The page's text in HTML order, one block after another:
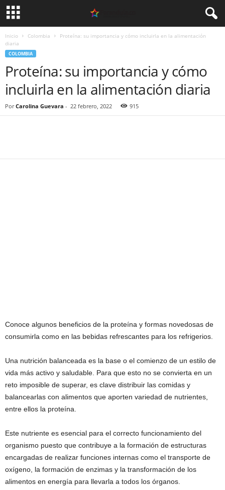
Inicio Colombia
Proteína: su importancia y cómo incluirla en la alimentación
diaria
COLOMBIA
Proteína: su importancia y cómo
incluirla en la alimentación diaria
Por Carolina Guevara - 22 febrero, 2022 915
Conoce algunos beneficios de la proteína y formas novedosas de
consumirla como en las bebidas refrescantes para los refrigerios.
Una nutrición balanceada es la base o el comienzo de un estilo de
vida más activo y saludable. Para que esto no se convierta en un
reto imposible de superar, es clave distribuir las comidas y
balancearlas con alimentos que aporten variedad de nutrientes,
entre ellos la proteína.
Este nutriente es esencial para el correcto funcionamiento del
organismo puesto que contribuye a la formación de estructuras
encargadas de realizar funciones internas como el transporte de
oxígeno, la formación de enzimas y la transformación de los
alimentos en energía para llevarla a todos los órganos.